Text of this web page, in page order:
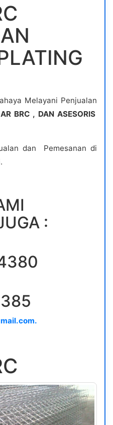
Melayani Penjualan
BRC , DAN ASESORIS
dan Pemesanan di
:
Tri.